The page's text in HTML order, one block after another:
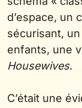
d’espace, un
sécurisant,
enfants, une
Housewives.
C’était une